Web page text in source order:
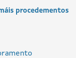
procedementos